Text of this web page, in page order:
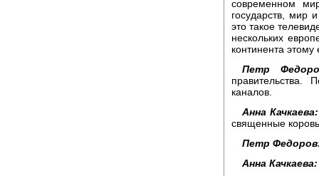
современном
государств, мир
это такое
нескольких
континента этому
Петр
правительства.
каналов.
Анна Качкаева:
священные
Петр
Анна Качкаева: